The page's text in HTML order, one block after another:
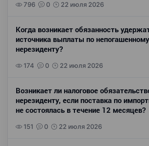
796 0 22 июля 2026
Когда возникает обязанность
источника выплаты по
нерезиденту?
174 0 22 июля 2026
Возникает ли налоговое
нерезиденту, если поставка по
не состоялась в течение 12 месяцев?
151 0 22 июля 2026